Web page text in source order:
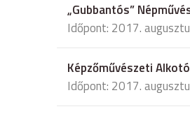
„Gubbantós”
Időpont: 2017.
Képzőművészeti
Időpont: 2017.